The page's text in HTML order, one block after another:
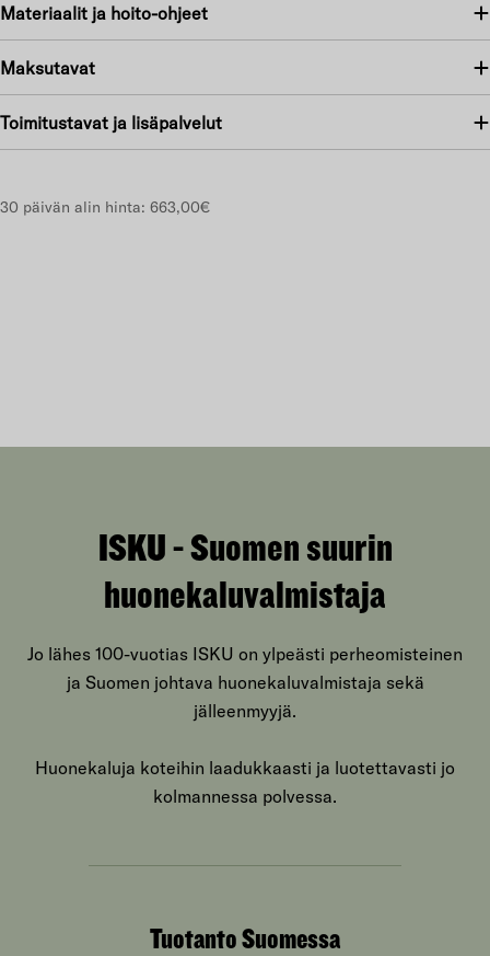
Materiaalit ja hoito-ohjeet
Maksutavat
Toimitustavat ja lisäpalvelut
30 päivän alin hinta: 663,00€
ISKU - Suomen suurin
huonekaluvalmistaja
Jo lähes 100-vuotias ISKU on ylpeästi perheomisteinen
ja Suomen johtava huonekaluvalmistaja sekä
jälleenmyyjä.
Huonekaluja koteihin laadukkaasti ja luotettavasti jo
kolmannessa polvessa.
Tuotanto Suomessa